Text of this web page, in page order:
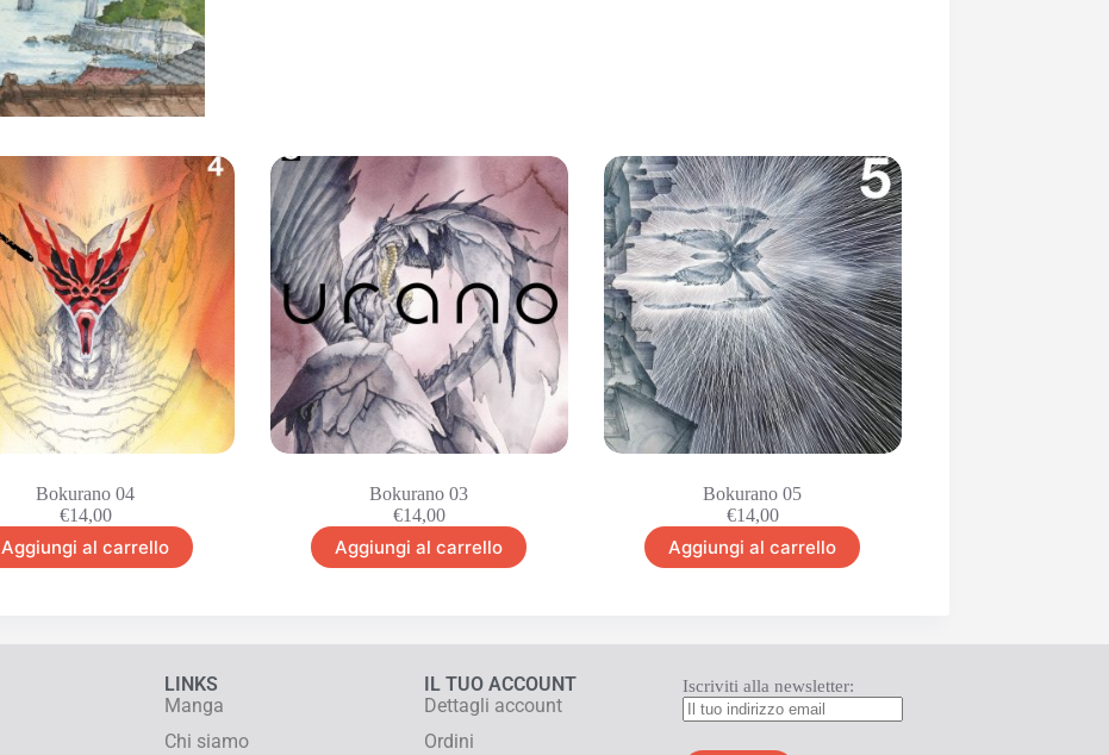
Bokurano 04
€14,00
Aggiungi al carrello
Bokurano 03
€14,00
Aggiungi al carrello
Bokurano 05
€14,00
Aggiungi al carrello
LINKS
Manga
Chi siamo
IL TUO ACCOUNT
Dettagli account
Ordini
Iscriviti alla newsletter: